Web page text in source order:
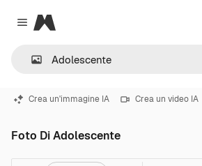
Close menu
Magnific
Crea un'immagine IA Crea un video IA
Foto Di Adolescente